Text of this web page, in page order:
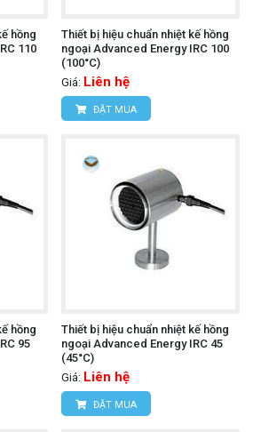
hồng
110
Thiết bị hiệu chuẩn nhiệt kế hồng
ngoại Advanced Energy IRC 100
(100°C)
Giá: Liên hệ
ĐẶT MUA
hồng
95
Thiết bị hiệu chuẩn nhiệt kế hồng
ngoại Advanced Energy IRC 45
(45°C)
Giá: Liên hệ
ĐẶT MUA